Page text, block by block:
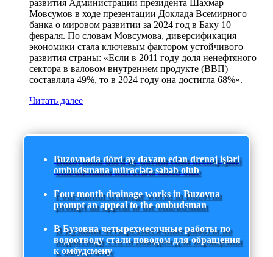
развития Администрации президента Шахмар
Мовсумов в ходе презентации Доклада Всемирного
банка о мировом развитии за 2024 год в Баку 10
февраля. По словам Мовсумова, диверсификация
экономики стала ключевым фактором устойчивого
развития страны: «Если в 2011 году доля ненефтяного
сектора в валовом внутреннем продукте (ВВП)
составляла 49%, то в 2024 году она достигла 68%».
Читать далее
Buzovnada dörd ay davam edən drenaj işləri
ombudsmana müraciətə səbəb olub
Four-month drainage works in Buzovna
prompt an appeal to the ombudsman
В Бузовна четырехмесячные работы по
водоотводу стали поводом для обращения
к омбудсмену